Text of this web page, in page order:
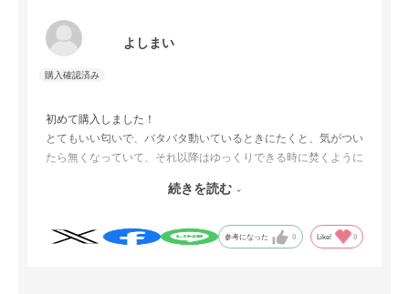
よしまい
初めて購入しました！
とてもいい匂いで、バタバタ動いているときにたくと、気がつい
たら無くなっていて、それ以降はゆっくりできる時に焚くように
少しの時間だからこそ、リラックスできるというか満喫できる気
習慣化してきているのでリピートしたなと思いますし、他の種類
続きを読む
参考になった 0 Like! 0